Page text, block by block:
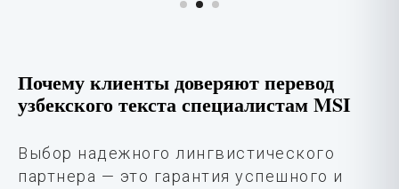
Почему клиенты доверяют перевод
узбекского текста специалистам MSI
Выбор надежного лингвистического
партнера — это гарантия успешного и